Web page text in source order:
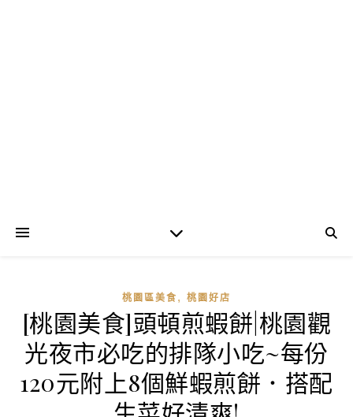
桃園區美食 , 桃園好店
[桃園美食]頭頓煎蝦餅|桃園觀
光夜市必吃的排隊小吃~每份
120元附上8個鮮蝦煎餅．搭配